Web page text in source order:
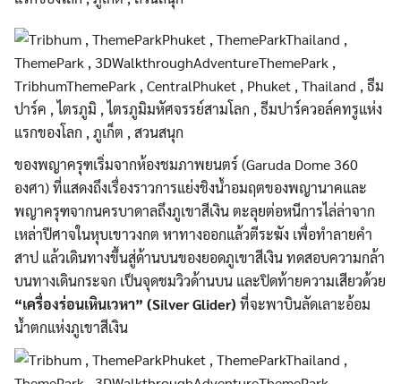
ของพญาครุฑเริ่มจากห้องชมภาพยนตร์ (Garuda Dome 360
องศา) ที่แสดงถึงเรื่องราวการแย่งชิงน้ำอมฤตของพญานาคและ
พญาครุฑจากนครบาดาลถึงภูเขาสีเงิน ตะลุยต่อหนีการไล่ล่าจาก
เหล่าปีศาจในหุบเขาวงกต หาทางออกแล้วตีระฆัง เพื่อทำลายคำ
สาป แล้วเดินทางขึ้นสู่ด้านบนของยอดภูเขาสีเงิน ทดสอบความกล้า
บนทางเดินกระจก เป็นจุดชมวิวด้านบน และปิดท้ายความเสียวด้วย
“เครื่องร่อนเหินเวหา” (Silver Glider) ที่จะพาบินลัดเลาะอ้อม
น้ำตกแห่งภูเขาสีเงิน